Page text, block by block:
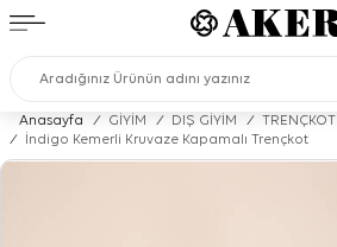
Anasayfa / GİYİM / DIŞ GİYİM /
TRENÇKOT
/
İndigo Kemerli Kruvaze Kapamalı Trençkot